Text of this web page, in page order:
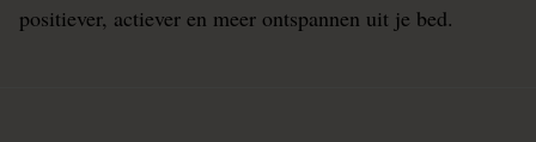
positiever, actiever en meer ontspannen uit je bed.